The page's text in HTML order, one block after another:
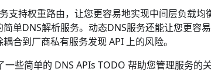
支持权重路由，让您更容易地实现中间层负载
单DNS解析服务。动态DNS服务还能让您更容
合到厂商私有服务发现 API 上的风险。
一些简单的 DNS APIs TODO 帮助您管理服务的